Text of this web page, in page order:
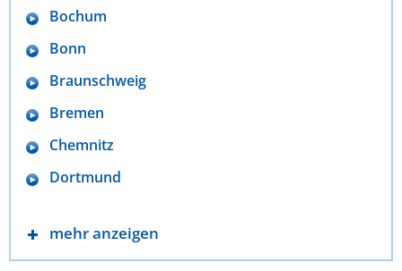
Bochum
Bonn
Braunschweig
Bremen
Chemnitz
Dortmund
mehr anzeigen